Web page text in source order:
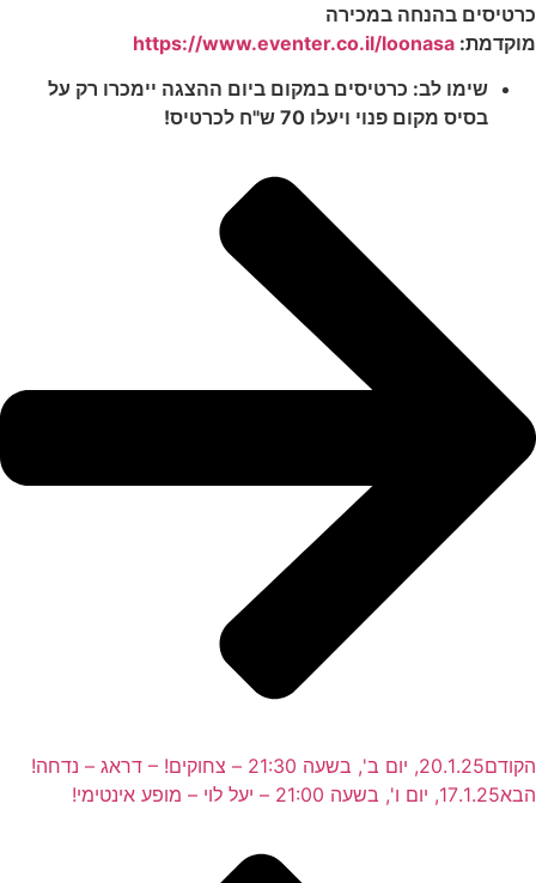
כרטיסים בהנחה במכירה
מוקדמת: https://www.eventer.co.il/loonasa
שימו לב: כרטיסים במקום ביום ההצגה יימכרו רק על
בסיס מקום פנוי ויעלו 70 ש"ח לכרטיס!
הקודם20.1.25, יום ב', בשעה 21:30 – צחוקים! – דראג – נדחה!
הבא17.1.25, יום ו', בשעה 21:00 – יעל לוי – מופע אינטימי!